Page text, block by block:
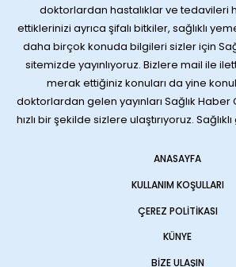
doktorlardan hastalıklar ve tedavileri
ettiklerinizi ayrıca şifalı bitkiler, sağlıklı
daha birçok konuda bilgileri sizler için
sitemizde yayınlıyoruz. Bizlere mail ile
merak ettiğiniz konuları da yine
doktorlardan gelen yayınları Sağlık
hızlı bir şekilde sizlere ulaştırıyoruz.
ANASAYFA
KULLANIM KOŞULLARI
ÇEREZ POLITIKASI
KÜNYE
BIZE ULAŞIN